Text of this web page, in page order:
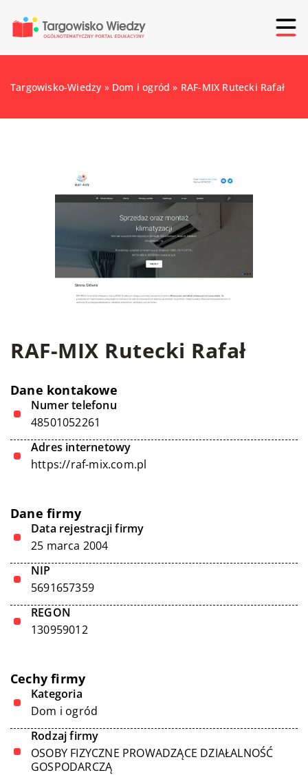
Targowisko-Wiedzy » Dom i ogród » RAF-MIX Rutecki Rafał
RAF-MIX Rutecki Rafał
Dane kontakowe
Numer telefonu
48501052261
Adres internetowy
https://raf-mix.com.pl
Dane firmy
Data rejestracji firmy
25 marca 2004
NIP
5691657359
REGON
130959012
Cechy firmy
Kategoria
Dom i ogród
Rodzaj firmy
OSOBY FIZYCZNE PROWADZĄCE DZIAŁALNOŚĆ
GOSPODARCZĄ